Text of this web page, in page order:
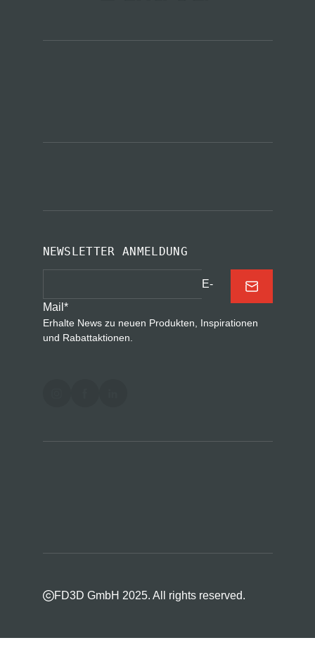
NEWSLETTER ANMELDUNG
E-
Mail *
Erhalte News zu neuen Produkten, Inspirationen
und Rabattaktionen.
FD3D GmbH 2025. All rights reserved.